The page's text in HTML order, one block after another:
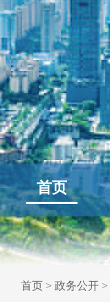
首页
首页 > 政务公开 >